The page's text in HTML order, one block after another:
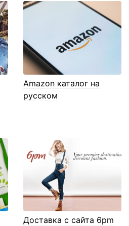
Amazon каталог на
русском
Доставка с сайта 6pm